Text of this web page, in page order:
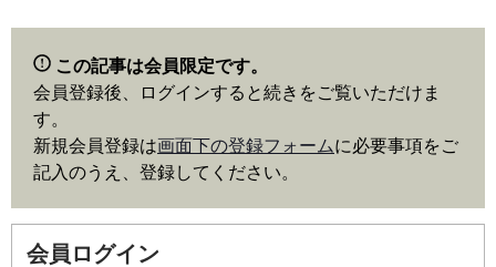
この記事は会員限定です。
会員登録後、ログインすると続きをご覧いただけま
す。
新規会員登録は画面下の登録フォームに必要事項をご
記入のうえ、登録してください。
会員ログイン